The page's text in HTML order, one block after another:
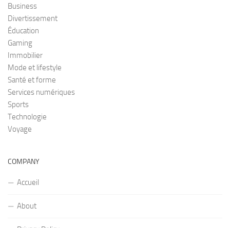
Business
Divertissement
Éducation
Gaming
Immobilier
Mode et lifestyle
Santé et forme
Services numériques
Sports
Technologie
Voyage
COMPANY
Accueil
About